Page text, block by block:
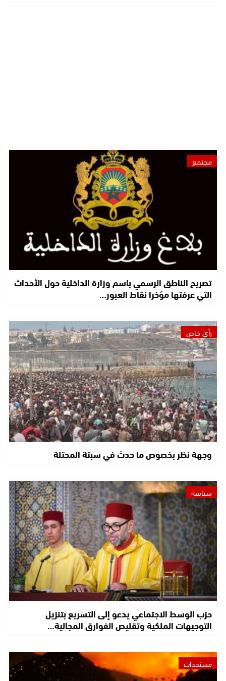
مجتمع
تصريح الناطق الرسمي باسم وزارة الداخلية حول الأحداث
التي عرفتها مؤخرا نقاط العبور…
رأي خاص
وجهة نظر بخصوص ما حدث في سبتة المحتلة
سياسة
حزب الوسط الاجتماعي يدعو إلى التسريع بتنزيل
التوجيهات الملكية وتقليص الفوارق المجالية…
مستجدات